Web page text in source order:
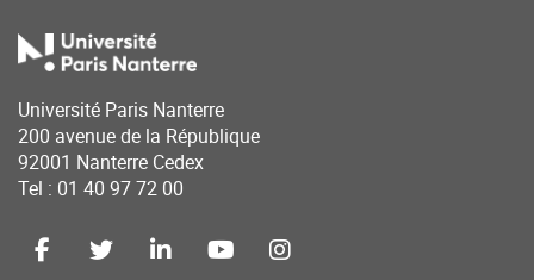
Université Paris Nanterre
200 avenue de la République
92001 Nanterre Cedex
Tel : 01 40 97 72 00